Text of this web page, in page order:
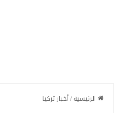
الرئيسية/أخبار تركيا